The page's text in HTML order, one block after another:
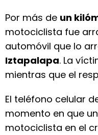
Por más de un
motociclista fue
automóvil que lo
Iztapalapa. La
mientras que el
El teléfono celular
momento en que
motociclista en el